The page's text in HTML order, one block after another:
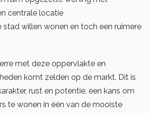
centrale locatie
stad willen wonen en toch een ruimere
met deze oppervlakte en
komt zelden op de markt. Dit is
rust en potentie, een kans om
te wonen in één van de mooiste